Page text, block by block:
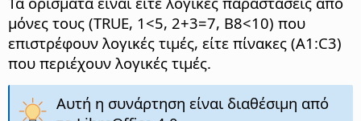
μόνες τους (TRUE, 1<5, 2+3=7, B8<10) που
επιστρέφουν λογικές τιμές, είτε πίνακες (A1:C3)
που περιέχουν λογικές τιμές.
Αυτή η συνάρτηση είναι διαθέσιμη από